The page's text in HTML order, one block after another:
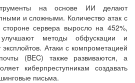
на основе ИИ делают
и сложными. Количество атак с
сервера выросло на 452%,
улучшают методы обфускации и
Атаки с компрометацией
(BEC) также развиваются, а
киберпреступникам создавать
письма.